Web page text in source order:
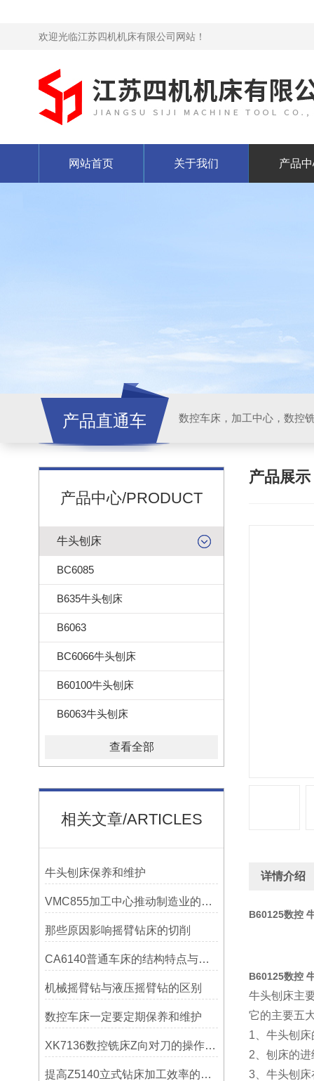
欢迎光临江苏四机机床有限公司网站！
网站首页 关于我们 产品
产品直通车
产品中心/PRODUCT
牛头刨床
BC6085
B635牛头刨床
B6063
BC6066牛头刨床
B60100牛头刨床
B6063牛头刨床
查看全部
相关文章/ARTICLES
牛头刨床保养和维护
VMC855加工中心推动制造业的发展
那些原因影响摇臂钻床的切削
CA6140普通车床的结构特点与工作原理解析
机械摇臂钻与液压摇臂钻的区别
数控车床一定要定期保养和维护
XK7136数控铣床Z向对刀的操作方法
提高Z5140立式钻床加工效率的改进措施
产品展示
详情介绍
B60125数控
B60125数控
牛头刨床主
它的主要五
1、牛头刨
2、刨床的
3、牛头刨